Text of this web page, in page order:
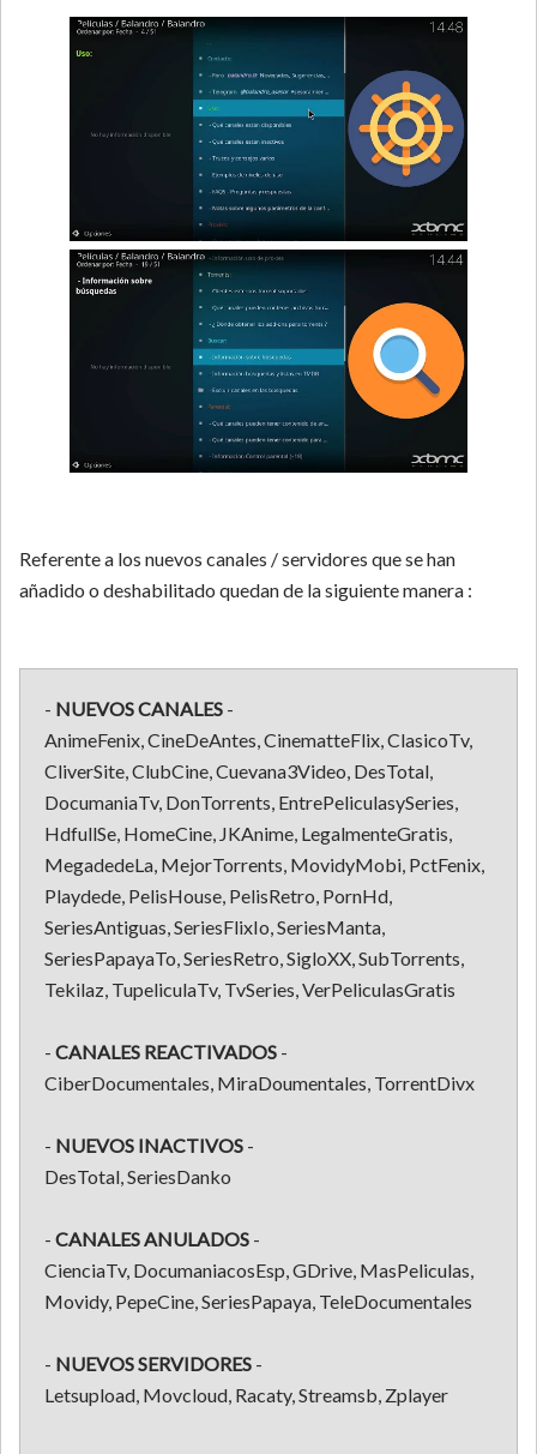
Referente a los nuevos canales / servidores que se han
añadido o deshabilitado quedan de la siguiente manera :
- NUEVOS CANALES -
AnimeFenix, CineDeAntes, CinematteFlix, ClasicoTv,
CliverSite, ClubCine, Cuevana3Video, DesTotal,
DocumaniaTv, DonTorrents, EntrePeliculasySeries,
HdfullSe, HomeCine, JKAnime, LegalmenteGratis,
MegadedeLa, MejorTorrents, MovidyMobi, PctFenix,
Playdede, PelisHouse, PelisRetro, PornHd,
SeriesAntiguas, SeriesFlixIo, SeriesManta,
SeriesPapayaTo, SeriesRetro, SigloXX, SubTorrents,
Tekilaz, TupeliculaTv, TvSeries, VerPeliculasGratis
- CANALES REACTIVADOS -
CiberDocumentales, MiraDoumentales, TorrentDivx
- NUEVOS INACTIVOS -
DesTotal, SeriesDanko
- CANALESANULADOS -
CienciaTv, DocumaniacosEsp, GDrive, MasPeliculas,
Movidy, PepeCine, SeriesPapaya, TeleDocumentales
- NUEVOS SERVIDORES -
Letsupload, Movcloud, Racaty, Streamsb, Zplayer